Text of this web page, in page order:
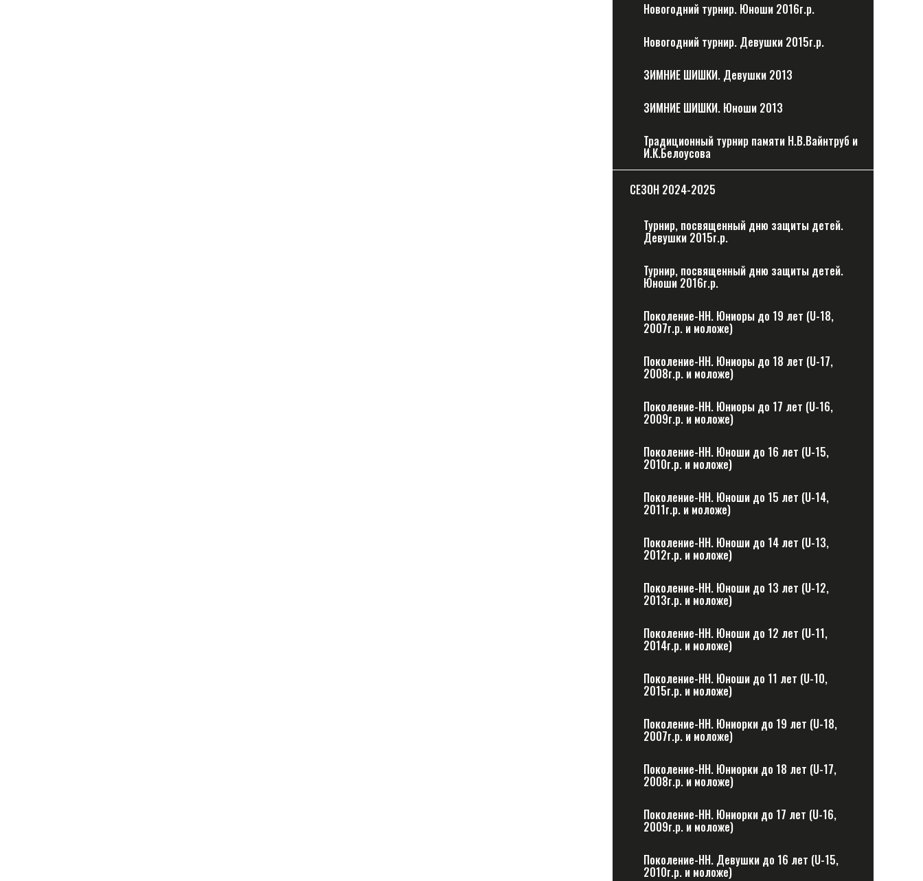
Новогодний турнир. Юноши 2016г.р.
Новогодний турнир. Девушки 2015г.р.
ЗИМНИЕ ШИШКИ. Девушки 2013
ЗИМНИЕ ШИШКИ. Юноши 2013
Традиционный турнир памяти Н.В.Вайнтруб и
И.К.Белоусова
CЕЗОН 2024-2025
Турнир, посвященный дню защиты детей.
Девушки 2015г.р.
Турнир, посвященный дню защиты детей.
Юноши 2016г.р.
Поколение-НН. Юниоры до 19 лет (U-18,
2007г.р. и моложе)
Поколение-НН. Юниоры до 18 лет (U-17,
2008г.р. и моложе)
Поколение-НН. Юниоры до 17 лет (U-16,
2009г.р. и моложе)
Поколение-НН. Юноши до 16 лет (U-15,
2010г.р. и моложе)
Поколение-НН. Юноши до 15 лет (U-14,
2011г.р. и моложе)
Поколение-НН. Юноши до 14 лет (U-13,
2012г.р. и моложе)
Поколение-НН. Юноши до 13 лет (U-12,
2013г.р. и моложе)
Поколение-НН. Юноши до 12 лет (U-11,
2014г.р. и моложе)
Поколение-НН. Юноши до 11 лет (U-10,
2015г.р. и моложе)
Поколение-НН. Юниорки до 19 лет (U-18,
2007г.р. и моложе)
Поколение-НН. Юниорки до 18 лет (U-17,
2008г.р. и моложе)
Поколение-НН. Юниорки до 17 лет (U-16,
2009г.р. и моложе)
Поколение-НН. Девушки до 16 лет (U-15,
2010г.р. и моложе)